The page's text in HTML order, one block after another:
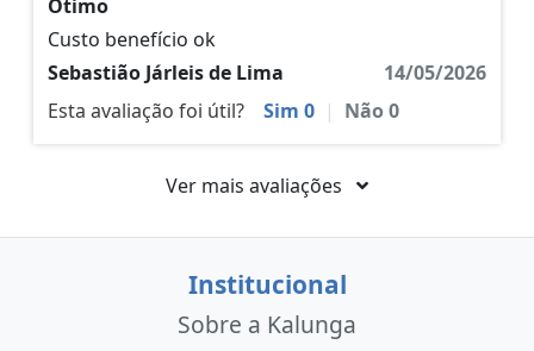
Ótimo
Custo benefício ok
Sebastião Járleis de Lima
14/05/2026
Esta avaliação foi útil?
Sim 0 | Não0
Ver mais avaliações
Institucional
Sobre a Kalunga